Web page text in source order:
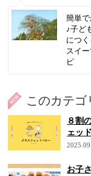
簡単
♪子ど
につ
スイ
ピ
このカテゴ
８割
ェッ
お子